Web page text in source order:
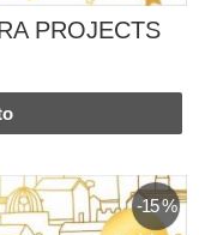
PROJECTS
-15 %